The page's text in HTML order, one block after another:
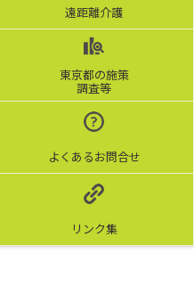
遠距離介護
東京都の施策
調査等
よくあるお問合せ
リンク集